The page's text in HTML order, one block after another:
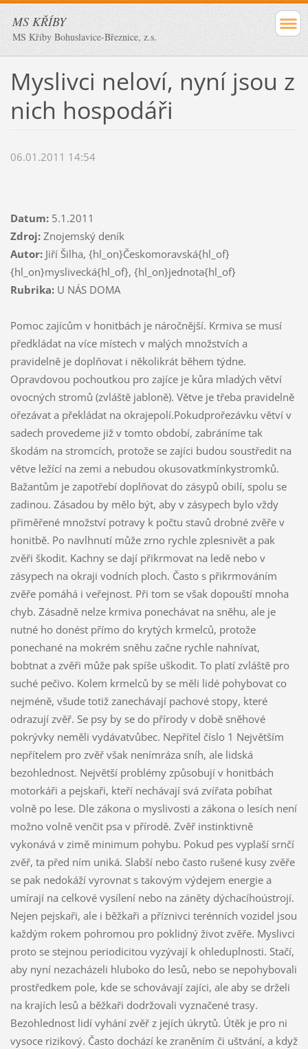
MS KŘÍBY
MS Kříby Bohuslavice-Březnice, z.s.
Myslivci neloví, nyní jsou z
nich hospodáři
06.01.2011 14:54
Datum:5.1.2011
Zdroj:Znojemský deník
Autor:Jiří Šilha, {hl_on}Českomoravská{hl_of}
{hl_on}myslivecká{hl_of}, {hl_on}jednota{hl_of}
Rubrika:U NÁS DOMA
Pomoc zajícům v honitbách je náročnější. Krmiva se musí
předkládat na více místech v malých množstvích a
pravidelně je doplňovat i několikrát během týdne.
Opravdovou pochoutkou pro zajíce je kůra mladých větví
ovocných stromů (zvláště jabloně). Větve je třeba pravidelně
ořezávat a překládat na okrajepolí.Pokudprořezávku větví v
sadech provedeme již v tomto období, zabráníme tak
škodám na stromcích, protože se zajíci budou soustředit na
větve ležící na zemi a nebudou okusovatkmínkystromků.
Bažantům je zapotřebí doplňovat do zásypů obilí, spolu se
zadinou. Zásadou by mělo být, aby v zásypech bylo vždy
přiměřené množství potravy k počtu stavů drobné zvěře v
honitbě. Po navlhnutí může zrno rychle zplesnivět a pak
zvěři škodit. Kachny se dají přikrmovat na ledě nebo v
zásypech na okraji vodních ploch. Často s přikrmováním
zvěře pomáhá i veřejnost. Při tom se však dopouští mnoha
chyb. Zásadně nelze krmiva ponechávat na sněhu, ale je
nutné ho donést přímo do krytých krmelců, protože
ponechané na mokrém sněhu začne rychle nahnívat,
bobtnat a zvěři může pak spíše uškodit. To platí zvláště pro
suché pečivo. Kolem krmelců by se měli lidé pohybovat co
nejméně, všude totiž zanechávají pachové stopy, které
odrazují zvěř. Se psy by se do přírody v době sněhové
pokrývky neměli vydávatvůbec. Nepřítel číslo 1 Největším
nepřítelem pro zvěř však nenímráza sníh, ale lidská
bezohlednost. Největší problémy způsobují v honitbách
motorkáři a pejskaři, kteří nechávají svá zvířata pobíhat
volně po lese. Dle zákona o myslivosti a zákona o lesích není
možno volně venčit psa v přírodě. Zvěř instinktivně
vykonává v zimě minimum pohybu. Pokud pes vyplaší srnčí
zvěř, ta před ním uniká. Slabší nebo často rušené kusy zvěře
se pak nedokáží vyrovnat s takovým výdejem energie a
umírají na celkové vysílení nebo na záněty dýchacíhoústrojí.
Nejen pejskaři, ale i běžkaři a příznivci terénních vozidel jsou
každým rokem pohromou pro poklidný život zvěře. Myslivci
proto se stejnou periodicitou vyzývají k ohleduplnosti. Stačí,
aby nyní nezacházeli hluboko do lesů, nebo se nepohybovali
prostředkem pole, kde se schovávají zajíci, ale aby se drželi
na krajích lesů a běžkaři dodržovali vyznačené trasy.
Bezohlednost lidí vyhání zvěř z jejích úkrytů. Útěk je pro ni
vysoce rizikový. Často dochází ke zraněním či uštvání, a když